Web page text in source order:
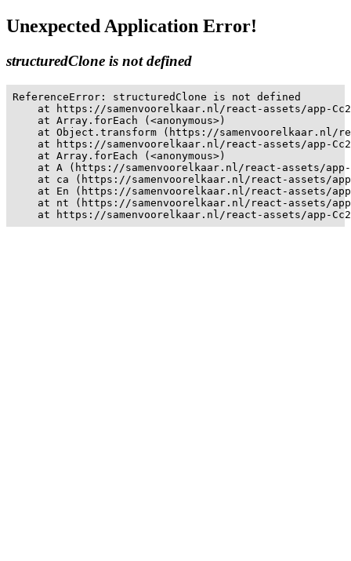
Unexpected Application Error!
structuredClone is not defined
ReferenceError: structuredClone is not defined
at https://samenvoorelkaar.nl/react-assets/app-
    at Array.forEach (<anonymous>)
at Object.transform (https://samenvoorelkaar.nl/
at https://samenvoorelkaar.nl/react-assets/app-
    at Array.forEach (<anonymous>)
at A (https://samenvoorelkaar.nl/react-assets/
at ca (https://samenvoorelkaar.nl/react-assets/
at En (https://samenvoorelkaar.nl/react-assets/
at nt (https://samenvoorelkaar.nl/react-assets/
at https://samenvoorelkaar.nl/react-assets/app-